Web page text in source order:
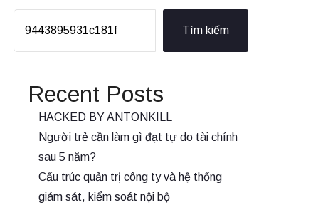
Tìm kiếm
Recent Posts
HACKED BY ANTONKILL
Người trẻ cần làm gì đạt tự do tài chính
sau 5 năm?
Cấu trúc quản trị công ty và hệ thống
giám sát, kiểm soát nội bộ